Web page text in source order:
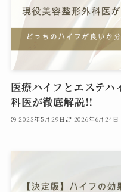
医療ハイフとエステ
科医が徹底解説!!
2023年5月29日 2026年6月24日